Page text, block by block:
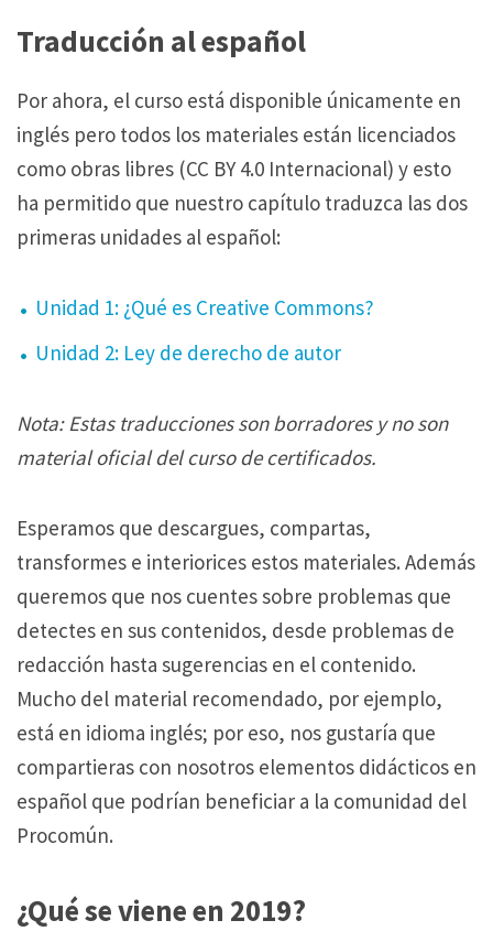
c
d
o
C
C
–
Q
e
n
Traducción al español
Por ahora, el curso está disponible únicamente en
inglés pero todos los materiales están licenciados
como obras libres (CC BY 4.0 Internacional) y esto
ha permitido que nuestro capítulo traduzca las dos
primeras unidades al español:
Unidad 1: ¿Qué es Creative Commons?
Unidad 2: Ley de derecho de autor
Nota: Estas traducciones son borradores y no son
material oficial del curso de certificados.
Esperamos que descargues, compartas,
transformes e interiorices estos materiales. Además
queremos que nos cuentes sobre problemas que
detectes en sus contenidos, desde problemas de
redacción hasta sugerencias en el contenido.
Mucho del material recomendado, por ejemplo,
está en idioma inglés; por eso, nos gustaría que
compartieras con nosotros elementos didácticos en
español que podrían beneficiar a la comunidad del
Procomún.
¿Qué se viene en 2019?